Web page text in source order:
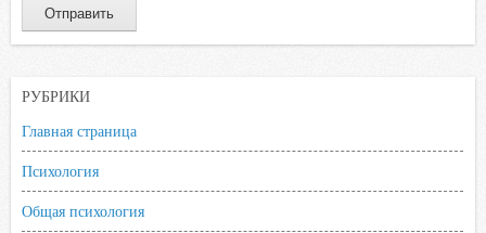
РУБРИКИ
Главная страница
Психология
Общая психология